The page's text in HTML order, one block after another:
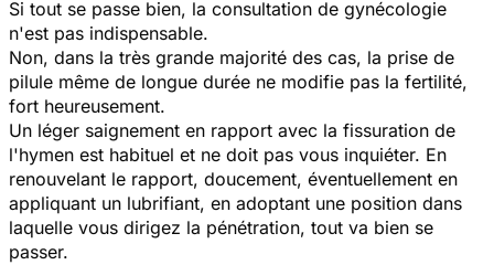
Si tout se passe bien, la consultation de gynécologie
n'est pas indispensable.
Non, dans la très grande majorité des cas, la prise de
pilule même de longue durée ne modifie pas la fertilité,
fort heureusement.
Un léger saignement en rapport avec la fissuration de
l'hymen est habituel et ne doit pas vous inquiéter. En
renouvelant le rapport, doucement, éventuellement en
appliquant un lubrifiant, en adoptant une position dans
laquelle vous dirigez la pénétration, tout va bien se
passer.